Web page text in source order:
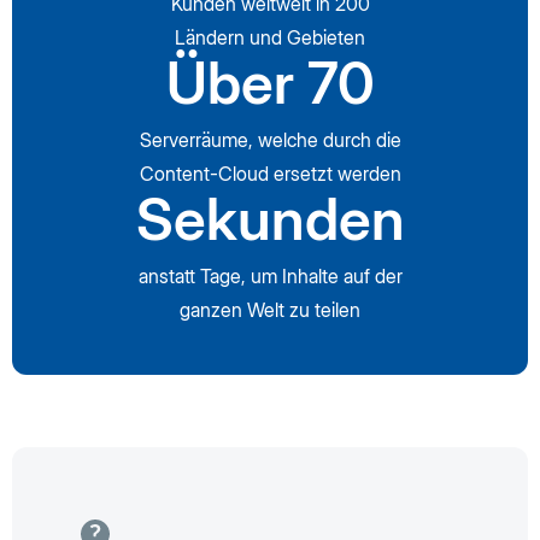
Ländern und Gebieten
Über 70
Serverräume, welche durch die
Content-Cloud ersetzt werden
Sekunden
anstatt Tage, um Inhalte auf der
ganzen Welt zu teilen